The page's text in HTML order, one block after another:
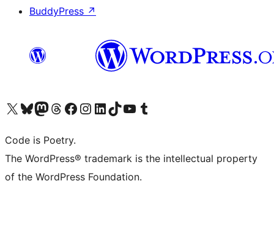
BuddyPress ↗
Visita il nostro account X (ex Twitter)
Visita il nostro account Bluesky
Visita il nostro account Mastodon
Visita il nostro account Threads
Visita la nostra pagina Facebook
Visita il nostro account Instagram
Visita il nostro account LinkedIn
Visita il nostro account TikTok
Visita il nostro canale YouTube
Visita il nostro account Tumblr
Code is Poetry.
The WordPress® trademark is the intellectual property
of the WordPress Foundation.